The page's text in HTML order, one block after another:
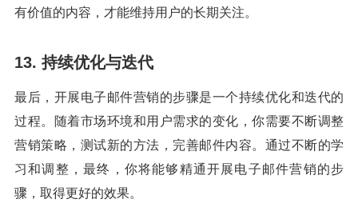
有价值的内容，才能维持用户的长期关注。
13. 持续优化与迭代
最后，开展电子邮件营销的步骤是一个持续优化和迭代的
过程。随着市场环境和用户需求的变化，你需要不断调整
营销策略，测试新的方法，完善邮件内容。通过不断的学
习和调整，最终，你将能够精通开展电子邮件营销的步
骤，取得更好的效果。